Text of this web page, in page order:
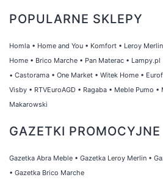
POPULARNE SKLEPY
Homla • Home and You • Komfort • Leroy Merlin
Home • Brico Marche • Pan Materac • Lampy.pl
• Castorama • One Market • Witek Home •
Visby • RTVEuroAGD • Ragaba • Meble Pumo •
Makarowski
GAZETKI PROMOCYJNE
Gazetka Abra Meble • Gazetka Leroy Merlin •
• Gazetka Brico Marche